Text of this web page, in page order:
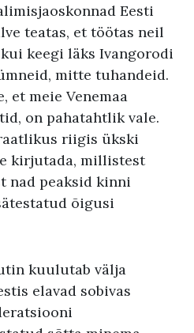
Eesti
teatas, et töötas neil
keegi läks Ivangorodi
mitte tuhandeid.
et meie Venemaa
on pahatahtlik vale.
riigis ükski
kirjutada, millistest
nad peaksid kinni
õigusi
kuulutab välja
elavad sobivas